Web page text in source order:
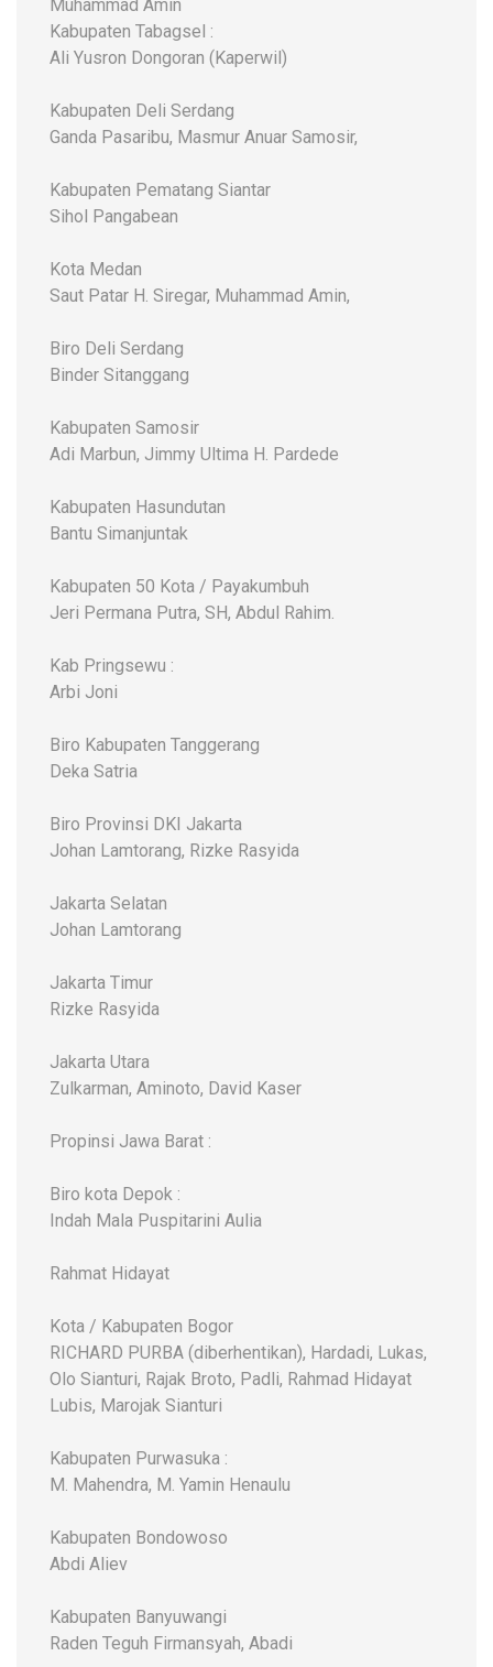
Muhammad Amin
Kabupaten Tabagsel :
Ali Yusron Dongoran (Kaperwil)
Kabupaten Deli Serdang
Ganda Pasaribu, Masmur Anuar Samosir,
Kabupaten Pematang Siantar
Sihol Pangabean
Kota Medan
Saut Patar H. Siregar, Muhammad Amin,
Biro Deli Serdang
Binder Sitanggang
Kabupaten Samosir
Adi Marbun, Jimmy Ultima H. Pardede
Kabupaten Hasundutan
Bantu Simanjuntak
Kabupaten 50 Kota / Payakumbuh
Jeri Permana Putra, SH, Abdul Rahim.
Kab Pringsewu :
Arbi Joni
Biro Kabupaten Tanggerang
Deka Satria
Biro Provinsi DKI Jakarta
Johan Lamtorang, Rizke Rasyida
Jakarta Selatan
Johan Lamtorang
Jakarta Timur
Rizke Rasyida
Jakarta Utara
Zulkarman, Aminoto, David Kaser
Propinsi Jawa Barat :
Biro kota Depok :
Indah Mala Puspitarini Aulia
Rahmat Hidayat
Kota / Kabupaten Bogor
RICHARD PURBA (diberhentikan), Hardadi, Lukas,
Olo Sianturi, Rajak Broto, Padli, Rahmad Hidayat
Lubis, Marojak Sianturi
Kabupaten Purwasuka :
M. Mahendra, M. Yamin Henaulu
Kabupaten Bondowoso
Abdi Aliev
Kabupaten Banyuwangi
Raden Teguh Firmansyah, Abadi